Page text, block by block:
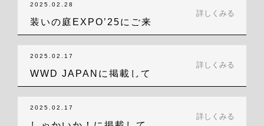
2025.02.28
装いの庭EXPO’25にご来
場いただ…
詳しくみる
2025.02.17
WWD JAPANに掲載して
いただき…
詳しくみる
2025.02.17
詳しくみる